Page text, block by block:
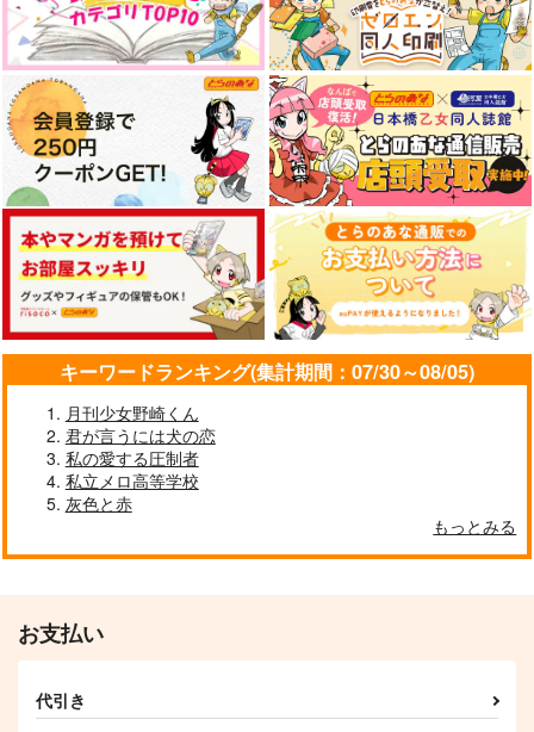
キーワードランキング(集計期間：07/30～08/05)
月刊少女野崎くん
君が言うには犬の恋
私の愛する圧制者
私立メロ高等学校
灰色と赤
もっとみる
お支払い
代引き